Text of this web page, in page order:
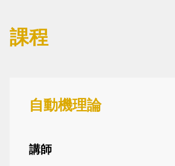
課程
自動機理論
講師